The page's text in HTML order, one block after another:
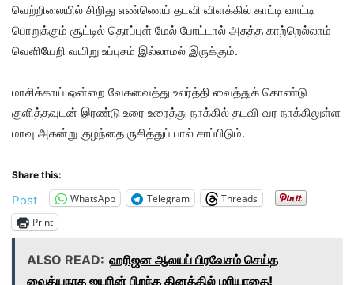
வெற்றிலையில் சிறிது எண்ணெய் தடவி விளக்கில் காட்டி வாட்டி
பொறுக்கும் சூட்டில் தொப்புள் மேல் போட்டால் அசுத்த காற்றெல்லாம்
வெளியேறி வயிறு உப்புசம் இல்லாமல் இருக்கும்.
மாசிக்காய் ஒன்றை வேகவைத்து உலர்த்தி வைத்துக் கொண்டு
குளித்தவுடன் இரண்டு உரை உரைத்து நாக்கில் தடவி வர நாக்கிலுள்ள
மாவு அகன்று குழந்தை ருசித்துப் பால் சாப்பிடும்.
Share this:
Post WhatsApp Telegram
Threads
Print
ALSO READ: ஹரிஜன ஆலயப் பிரவேசம் செய்த
வைத்யநாத ஐயரின் பிறந்த தினத்தில் மரியாதை!